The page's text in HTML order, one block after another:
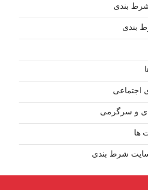
بندی
بندی
اجتماعی
و سرگرمی
ها
شرط بندی